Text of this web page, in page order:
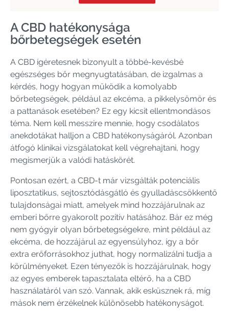
A CBD hatékonysága
bőrbetegségek esetén
A CBD ígéretesnek bizonyult a többé-kevésbé
egészséges bőr megnyugtatásában, de izgalmas a
kérdés, hogy hogyan működik a komolyabb
bőrbetegségek, például az ekcéma, a pikkelysömör és
a pattanások esetében? Ez egy kicsit ellentmondásos
téma. Nem kell messzire mennie, hogy csodálatos
anekdotákat halljon a CBD hatékonyságáról. Azonban
átfogó klinikai vizsgálatokat kell végrehajtani, hogy
megismerjük a valódi hatáskörét.
Pontosan ezért, a CBD-t már vizsgálták potenciális
liposztatikus, sejtosztódásgátló és gyulladáscsökkentő
tulajdonságai miatt, amelyek mind hozzájárulnak az
emberi bőrre gyakorolt ​​pozitív hatásához. Bár ez még
nem gyógyír olyan bőrbetegségekre, mint például az
ekcéma, de hozzájárul az egyensúlyhoz, így a bőr
extra erőforrásokhoz juthat, hogy normalizálni tudja a
körülményeket. Ezen tényezők is hozzájárulnak, hogy
az egyes emberek tapasztalata eltérő, ha a CBD
használatáról van szó. Vannak, akik esküsznek rá, míg
mások nem érzékelnek különösebb hatékonyságot.